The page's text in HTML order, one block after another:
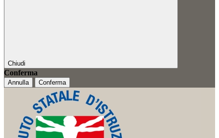
Chiudi
Conferma
Annulla Conferma